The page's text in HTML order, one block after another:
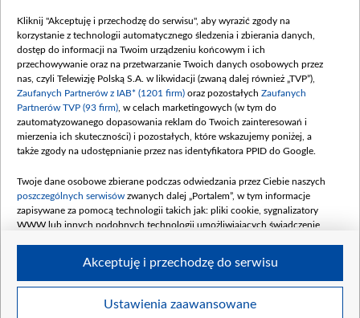
(wpłata wrzesień 100 mln, październik 350
mln, listopad 265 mln)
Dofinansowanie 48 862 000,00 PLN
Data podpisania umowy: GRUDZIEŃ 2025
(wpłata grudzień 60,548 mln)
Dofinansowanie 900 000 000,00 PLN
Data podpisania umowy: LUTY 2026 (wpłata
kwiecień 180 mln, 7 maja 180 mln, 8
czerwca 90 mln)
Dofinansowanie 250 000 000,00 PLN
4 sierpnia 250 mln
Kliknij "Akceptuję i przechodzę do serwisu", aby wyrazić zgody na
korzystanie z technologii automatycznego śledzenia i zbierania danych,
dostęp do informacji na Twoim urządzeniu końcowym i ich
przechowywanie oraz na przetwarzanie Twoich danych osobowych przez
nas, czyli Telewizję Polską S.A. w likwidacji (zwaną dalej również „TVP”),
Zaufanych Partnerów z IAB* (1201 firm) oraz pozostałych Zaufanych
Partnerów TVP (93 firm) , w celach marketingowych (w tym do
zautomatyzowanego dopasowania reklam do Twoich zainteresowań i
mierzenia ich skuteczności) i pozostałych, które wskazujemy poniżej, a
także zgody na udostępnianie przez nas identyfikatora PPID do Google.
Twoje dane osobowe zbierane podczas odwiedzania przez Ciebie naszych
poszczególnych serwisów zwanych dalej „Portalem”, w tym informacje
zapisywane za pomocą technologii takich jak: pliki cookie, sygnalizatory
WWW lub innych podobnych technologii umożliwiających świadczenie
Twoje dane osobowe zbierane podczas odwiedzania przez Ciebie
Ustawienia zaawansowane
Akceptuję i przechodzę do serwisu